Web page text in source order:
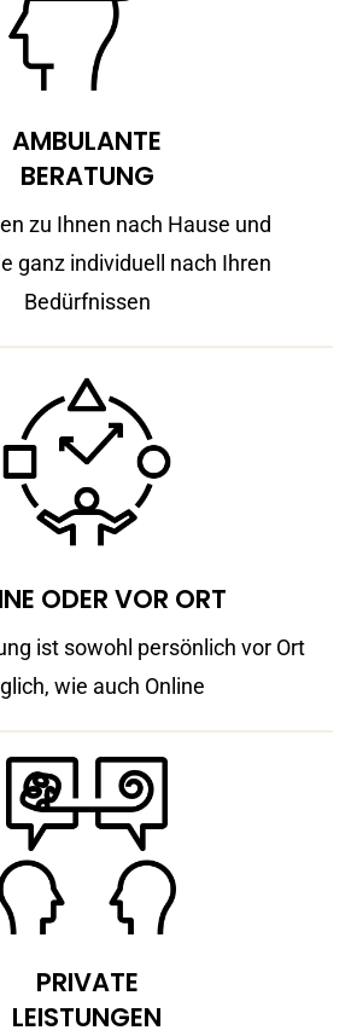
AMBULANTE
BERATUNG
zu Ihnen nach Hause und
ganz individuell nach Ihren
Bedürfnissen
ODER VOR ORT
ist sowohl persönlich vor Ort
wie auch Online
PRIVATE
LEISTUNGEN